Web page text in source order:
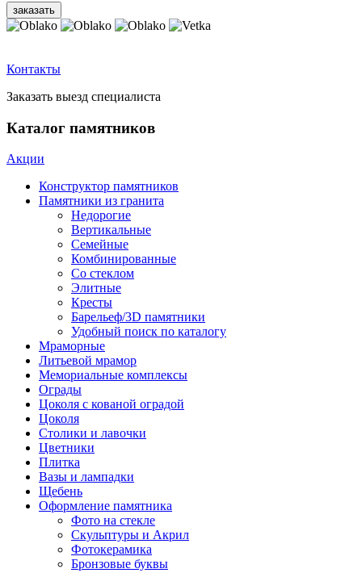
Контакты
Заказать выезд специалиста
Каталог памятников
Акции
Конструктор памятников
Памятники из гранита
Недорогие
Вертикальные
Семейные
Комбинированные
Со стеклом
Элитные
Кресты
Барельеф/3D памятники
Удобный поиск по каталогу
Мраморные
Литьевой мрамор
Мемориальные комплексы
Ограды
Цоколя с кованой оградой
Цоколя
Столики и лавочки
Цветники
Плитка
Вазы и лампадки
Щебень
Оформление памятника
Фото на стекле
Скульптуры и Акрил
Фотокерамика
Бронзовые буквы